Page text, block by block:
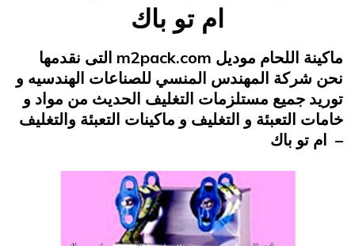
ام تو باك
on
ماكينة اللحام موديل m2pack.com التى نقدمها
نحن شركة المهندس المنسي للصناعات الهندسيه و
توريد جميع مستلزمات التغليف الحديث من مواد و
خامات التعبئة و التغليف و ماكينات التعبئة والتغليف
– ام تو باك